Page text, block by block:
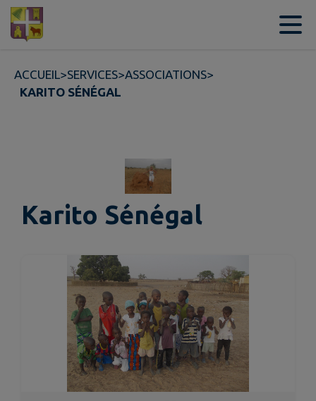
Contenu
ACCUEIL>SERVICES>ASSOCIATIONS>
KARITO SÉNÉGAL
Karito Sénégal